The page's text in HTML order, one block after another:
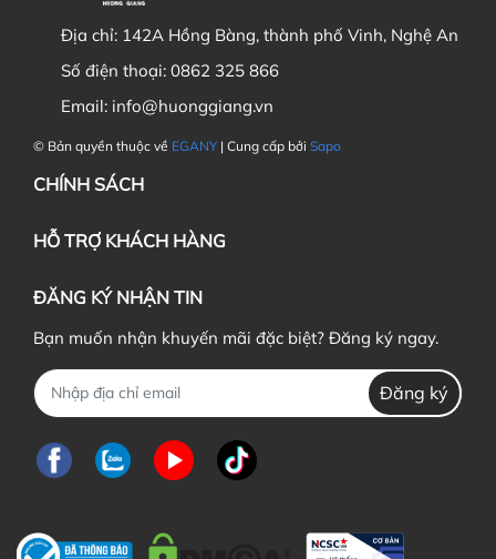
Địa chỉ: 142A Hồng Bàng, thành phố Vinh, Nghệ An
Số điện thoại: 0862 325 866
Email: info@huonggiang.vn
© Bản quyền thuộc về EGANY | Cung cấp bởi Sapo
CHÍNH SÁCH
HỖ TRỢ KHÁCH HÀNG
ĐĂNG KÝ NHẬN TIN
Bạn muốn nhận khuyến mãi đặc biệt? Đăng ký ngay.
Đăng ký